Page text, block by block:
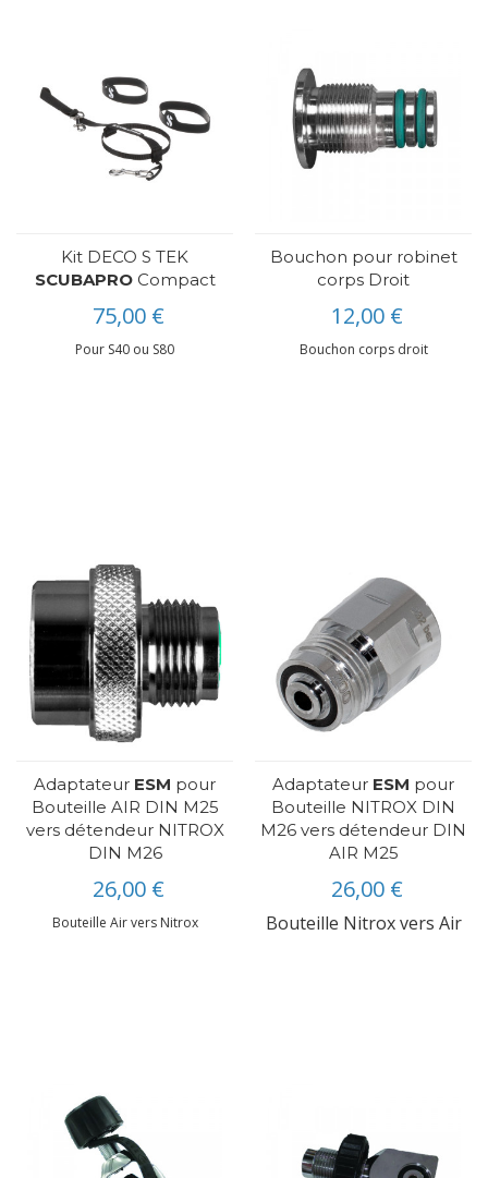
Kit DECO S TEK
SCUBAPROCompact
75,00 €
Pour S40 ou S80
Bouchon pour robinet
corps Droit
12,00 €
Bouchon corps droit
Adaptateur ESM pour
Bouteille AIR DIN M25
vers détendeur NITROX
DIN M26
26,00 €
Bouteille Air vers Nitrox
Adaptateur ESM pour
Bouteille NITROX DIN
M26 vers détendeur DIN
AIR M25
26,00 €
Bouteille Nitrox vers Air